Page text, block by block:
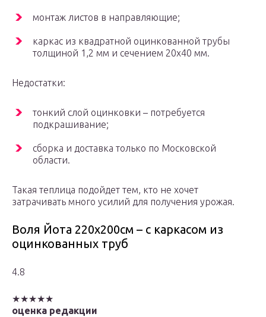
монтаж листов в направляющие;
каркас из квадратной оцинкованной трубы
толщиной 1,2 мм и сечением 20х40 мм.
Недостатки:
тонкий слой оцинковки – потребуется
подкрашивание;
сборка и доставка только по Московской
области.
Такая теплица подойдет тем, кто не хочет
затрачивать много усилий для получения урожая.
Воля Йота 220х200см – с каркасом из
оцинкованных труб
4.8
★★★★★
оценка редакции